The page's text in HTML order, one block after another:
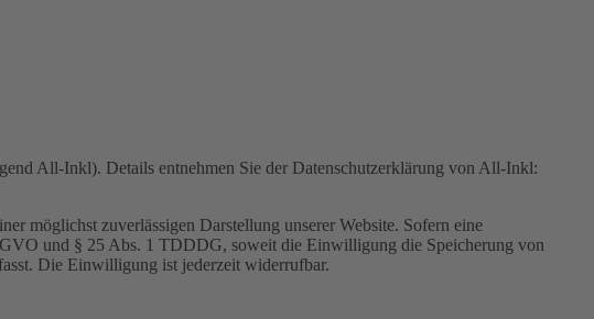
All-Inkl). Details entnehmen Sie der Datenschutzerklärung von All-Inkl:
möglichst zuverlässigen Darstellung unserer Website. Sofern eine
und § 25 Abs. 1 TDDDG, soweit die Einwilligung die Speicherung von
Die Einwilligung ist jederzeit widerrufbar.